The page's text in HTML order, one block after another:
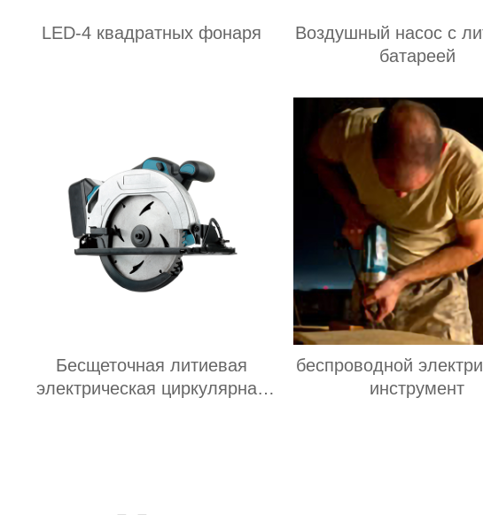
LED-4 квадратных фонаря
Воздушный насос с
батареей
Бесщеточная литиевая
электрическая циркулярная
беспроводной
инструмент